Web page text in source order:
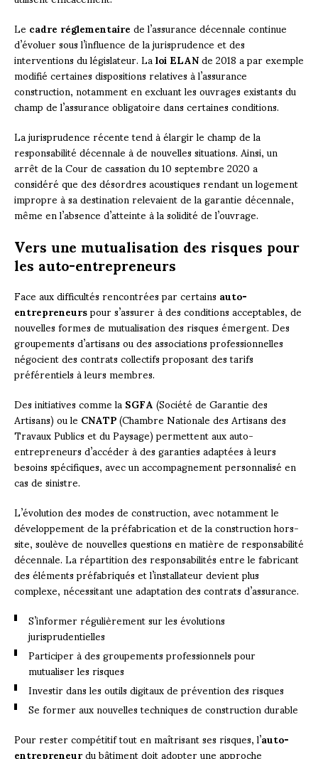
Lecadre réglementairede l’assurance décennale continue
d’évoluer sous l’influence de la jurisprudence et des
interventions du législateur. Laloi ELANde 2018 a par exemple
modifié certaines dispositions relatives à l’assurance
construction, notamment en excluant les ouvrages existants du
champ de l’assurance obligatoire dans certaines conditions.
La jurisprudence récente tend à élargir le champ de la
responsabilité décennale à de nouvelles situations. Ainsi, un
arrêt de la Cour de cassation du 10 septembre 2020 a
considéré que des désordres acoustiques rendant un logement
impropre à sa destination relevaient de la garantie décennale,
même en l’absence d’atteinte à la solidité de l’ouvrage.
Vers une mutualisation des risques pour
les auto-entrepreneurs
Face aux difficultés rencontrées par certainsauto-
entrepreneurspour s’assurer à des conditions acceptables, de
nouvelles formes de mutualisation des risques émergent. Des
groupements d’artisans ou des associations professionnelles
négocient des contrats collectifs proposant des tarifs
préférentiels à leurs membres.
Des initiatives comme laSGFA(Société de Garantie des
Artisans) ou leCNATP(Chambre Nationale des Artisans des
Travaux Publics et du Paysage) permettent aux auto-
entrepreneurs d’accéder à des garanties adaptées à leurs
besoins spécifiques, avec un accompagnement personnalisé en
cas de sinistre.
L’évolution des modes de construction, avec notamment le
développement de la préfabrication et de la construction hors-
site, soulève de nouvelles questions en matière de responsabilité
décennale. La répartition des responsabilités entre le fabricant
des éléments préfabriqués et l’installateur devient plus
complexe, nécessitant une adaptation des contrats d’assurance.
S’informer régulièrement sur les évolutions
jurisprudentielles
Participer à des groupements professionnels pour
mutualiser les risques
Investir dans les outils digitaux de prévention des risques
Se former aux nouvelles techniques de construction durable
Pour rester compétitif tout en maîtrisant ses risques, l’auto-